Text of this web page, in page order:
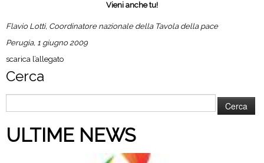
Vieni anche tu!
Flavio Lotti, Coordinatore nazionale della Tavola della pace
Perugia, 1 giugno 2009
scarica l’allegato
Cerca
per:
ULTIME NEWS